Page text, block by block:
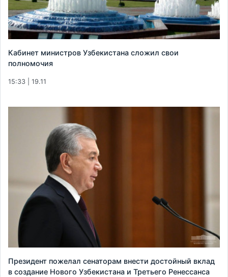
Кабинет министров Узбекистана сложил свои
полномочия
15:33 | 19.11
Президент пожелал сенаторам внести достойный вклад
в создание Нового Узбекистана и Третьего Ренессанса